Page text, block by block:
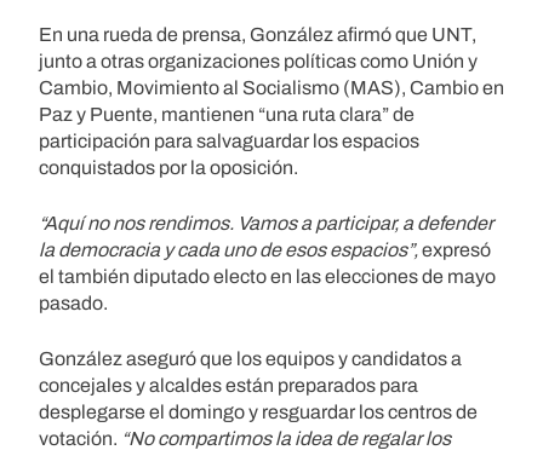
En una rueda de prensa, González afirmó que UNT,
junto a otras organizaciones políticas como Unión y
Cambio, Movimiento al Socialismo (MAS), Cambio en
Paz y Puente, mantienen “una ruta clara” de
participación para salvaguardar los espacios
conquistados por la oposición.
“Aquí no nos rendimos. Vamos a participar, a defender
la democracia y cada uno de esos espacios”,expresó
el también diputado electo en las elecciones de mayo
pasado.
González aseguró que los equipos y candidatos a
concejales y alcaldes están preparados para
desplegarse el domingo y resguardar los centros de
votación. “No compartimos la idea de regalar los